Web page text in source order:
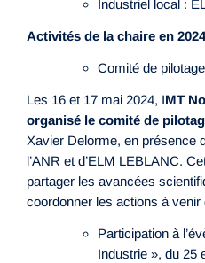
Industriel local :
Activités de la chaire en
Comité de
Les 16 et 17 mai 2024, IMT
organisé le comité de
Xavier Delorme, en présence
l’ANR et d’ELM LEBLANC.
partager les avancées
coordonner les actions à venir
Participation à
Industrie », du 25